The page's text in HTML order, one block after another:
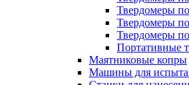
Твердомеры
Твердомеры
Твердомеры
Портативные
Маятниковые копры
Машины для